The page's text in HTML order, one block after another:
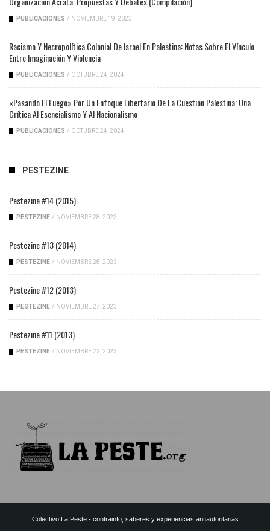
PUBLICACIONES / NOVIEMBRE 19, 2023
Racismo Y Necropolítica Colonial De Israel En Palestina: Notas Sobre El Vínculo
Entre Imaginación Y Violencia
PUBLICACIONES / OCTUBRE 24, 2024
«Pasando El Fuego» Por Un Enfoque Libertario De La Cuestión Palestina: Una
Crítica Al Esencialismo Y Al Nacionalismo
PUBLICACIONES / OCTUBRE 24, 2024
PESTEZINE
Pestezine #14 (2015)
PESTEZINE / NOVIEMBRE 28, 2023
Pestezine #13 (2014)
PESTEZINE / NOVIEMBRE 28, 2023
Pestezine #12 (2013)
PESTEZINE / NOVIEMBRE 27, 2023
Pestezine #11 (2013)
PESTEZINE / NOVIEMBRE 22, 2023
Colectivo La Peste - contrainfo, saberes y experiencias antiautoritarias